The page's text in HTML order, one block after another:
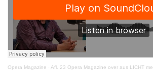
Opera Magazine · Afl. 23 Opera Magazine over aus LICHT